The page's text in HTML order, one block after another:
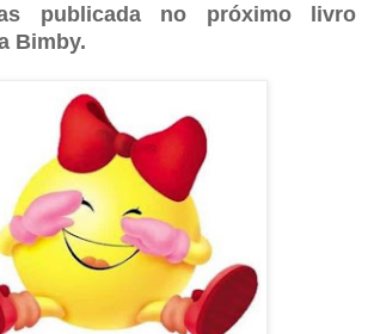
publicada no próximo livro
Bimby.